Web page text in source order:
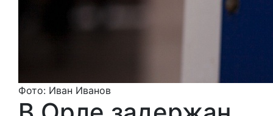
Фото: Иван Иванов